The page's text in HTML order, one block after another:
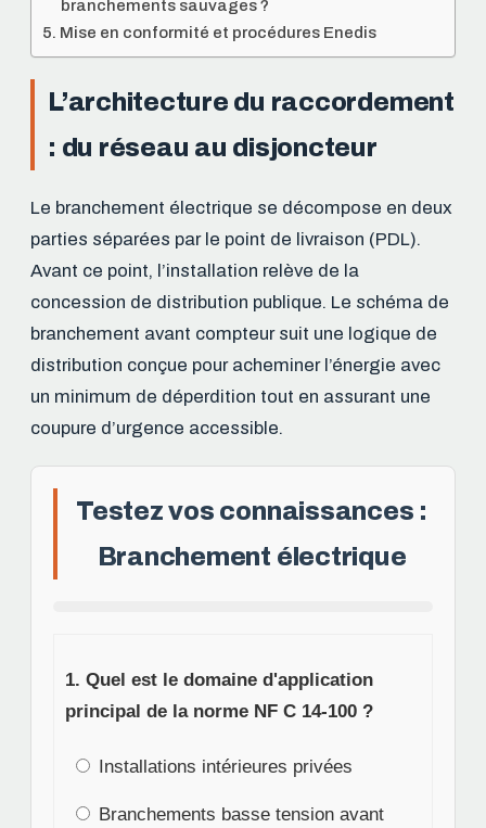
branchements sauvages ?
Mise en conformité et procédures Enedis
L’architecture du raccordement
: du réseau au disjoncteur
Le branchement électrique se décompose en deux
parties séparées par le point de livraison (PDL).
Avant ce point, l’installation relève de la
concession de distribution publique. Le schéma de
branchement avant compteur suit une logique de
distribution conçue pour acheminer l’énergie avec
un minimum de déperdition tout en assurant une
coupure d’urgence accessible.
Testez vos connaissances :
Branchement électrique
1. Quel est le domaine d'application
principal de la norme NF C 14-100 ?
Installations intérieures privées
Branchements basse tension avant